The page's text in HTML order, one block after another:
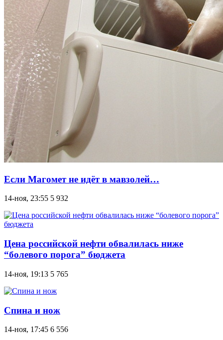
Если Магомет не идёт в мавзолей…
14-ноя, 23:55 5 932
Цена российской нефти обвалилась ниже
“болевого порога” бюджета
14-ноя, 19:13 5 765
Спина и нож
14-ноя, 17:45 6 556